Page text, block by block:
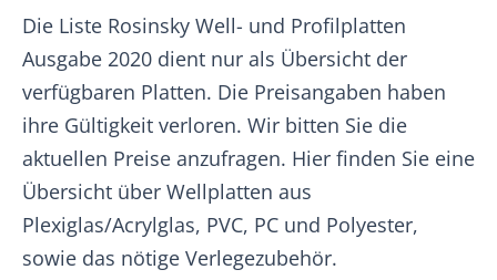
Die Liste Rosinsky Well- und Profilplatten
Ausgabe 2020 dient nur als Übersicht der
verfügbaren Platten. Die Preisangaben haben
ihre Gültigkeit verloren. Wir bitten Sie die
aktuellen Preise anzufragen. Hier finden Sie eine
Übersicht über Wellplatten aus
Plexiglas/Acrylglas, PVC, PC und Polyester,
sowie das nötige Verlegezubehör.